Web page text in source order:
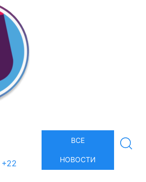
+22
ВСЕ
НОВОСТИ